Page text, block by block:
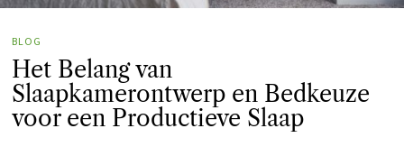
BLOG
Het Belang van
Slaapkamerontwerp en Bedkeuze
voor een Productieve Slaap